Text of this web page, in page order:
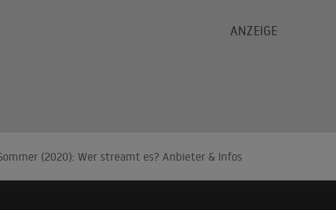
(2020): Wer streamt es? Anbieter & Infos